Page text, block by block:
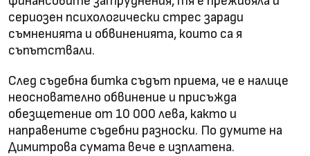
сериозен психологически стрес заради
съмненията и обвиненията, които са я
съпътствали.
След съдебна битка съдът приема, че е налице
неоснователно обвинение и присъжда
обезщетение от 10 000 лева, както и
направените съдебни разноски. По думите на
Димитрова сумата вече е изплатена.